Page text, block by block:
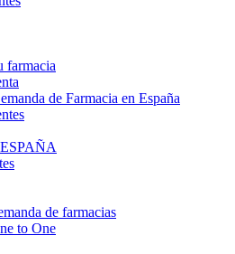
farmacia
de Farmacia en España
de farmacias
to One